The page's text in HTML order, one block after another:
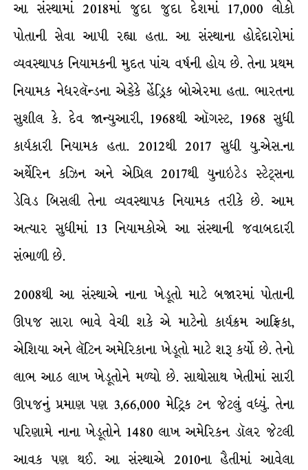
આ સંસ્થામાં 2018માં જુદા જુદા દેશમાં 17,000 લોકો
પોતાની સેવા આપી રહ્યા હતા. આ સંસ્થાના હોદ્દેદારોમાં
વ્યવસ્થાપક નિયામકની મુદત પાંચ વર્ષની હોય છે. તેના પ્રથમ
નિયામક નેધરલૅન્ડના એડ્ડેકે હેંડ્રિક બોએરમા હતા. ભારતના
સુશીલ કે. દેવ જાન્યુઆરી, 1968થી ઑગસ્ટ, 1968 સુધી
કાર્યકારી નિયામક હતા. 2012થી 2017 સુધી યુ.એસ.ના
અર્થેરિન કઝિન અને એપ્રિલ 2017થી યુનાઇટેડ સ્ટેટ્સના
ડેવિડ બિસલી તેના વ્યવસ્થાપક નિયામક તરીકે છે. આમ
અત્યાર સુધીમાં 13 નિયામકોએ આ સંસ્થાની જવાબદારી
સંભાળી છે.
2008થી આ સંસ્થાએ નાના ખેડૂતો માટે બજારમાં પોતાની
ઊપજ સારા ભાવે વેચી શકે એ માટેનો કાર્યક્રમ આફ્રિકા,
એશિયા અને લૅટિન અમેરિકાના ખેડૂતો માટે શરૂ કર્યો છે. તેનો
લાભ આઠ લાખ ખેડૂતોને મળ્યો છે. સાથોસાથ ખેતીમાં સારી
ઊપજનું પ્રમાણ પણ 3,66,000 મેટ્રિક ટન જેટલું વધ્યું. તેના
પરિણામે નાના ખેડૂતોને 1480 લાખ અમેરિકન ડૉલર જેટલી
આવક પણ થઈ. આ સંસ્થાએ 2010ના હૈતીમાં આવેલા